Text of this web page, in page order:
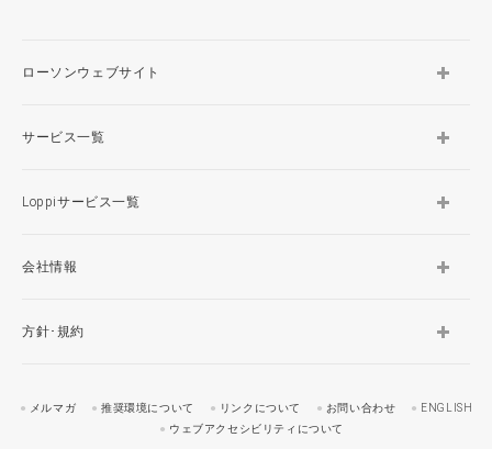
ローソンウェブサイト
サービス一覧
Loppiサービス一覧
会社情報
方針･規約
メルマガ 推奨環境について リンクについて お問い合わせ
ENGLISH
ウェブアクセシビリティについて